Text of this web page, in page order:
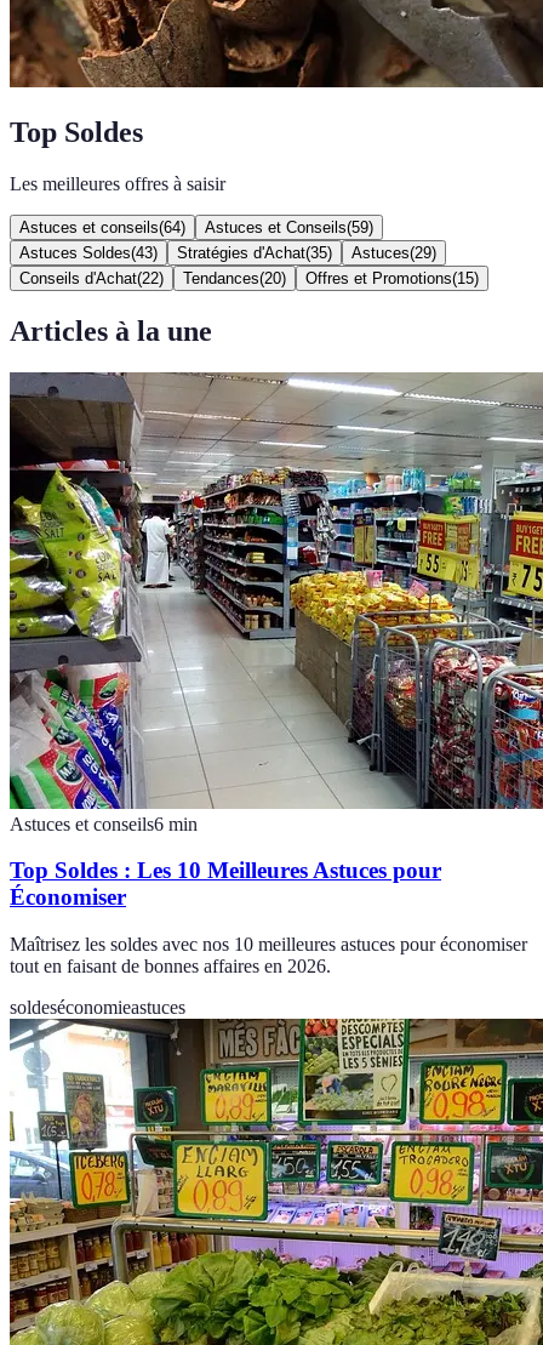
Top Soldes
Les meilleures offres à saisir
Astuces et conseils(64) Astuces et Conseils(59)
Astuces Soldes(43) Stratégies d'Achat(35) Astuces(29)
Conseils d'Achat(22) Tendances(20) Offres et Promotions(15)
Articles à la une
Astuces et conseils6 min
Top Soldes : Les 10 Meilleures Astuces pour
Économiser
Maîtrisez les soldes avec nos 10 meilleures astuces pour économiser
tout en faisant de bonnes affaires en 2026.
soldeséconomieastuces